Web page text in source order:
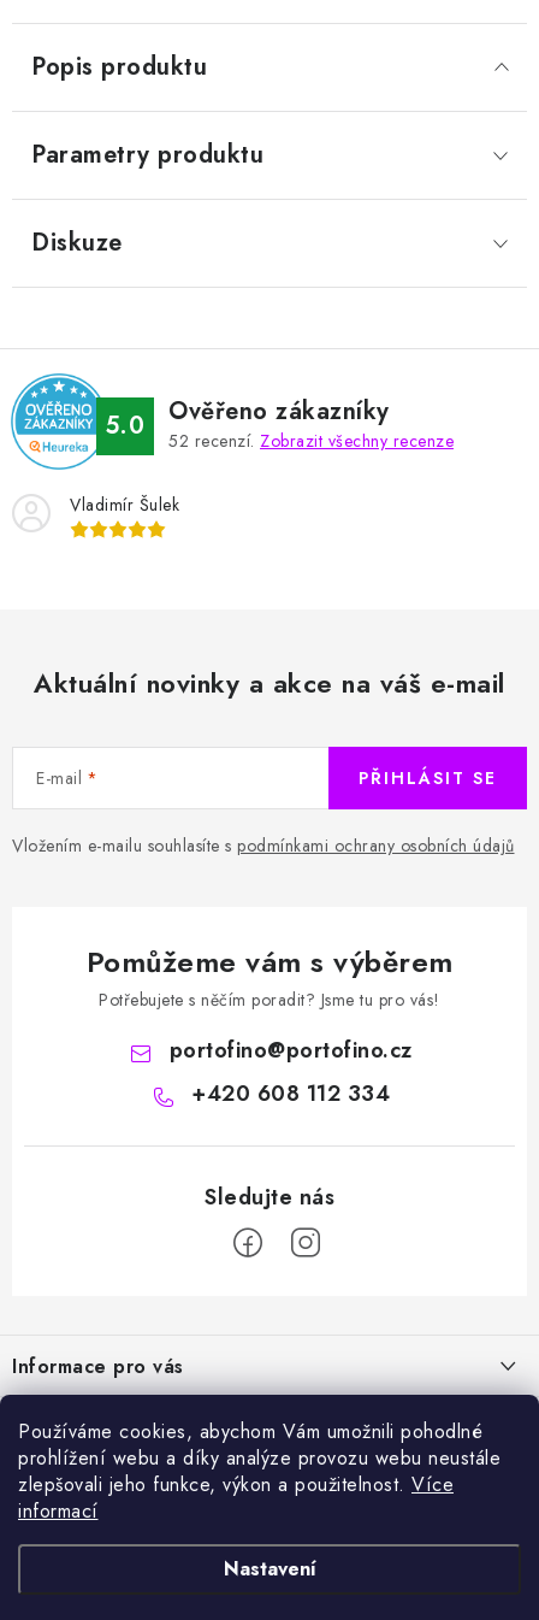
Používáme cookies, abychom Vám umožnili pohodlné
prohlížení webu a díky analýze provozu webu neustále
zlepšovali jeho funkce, výkon a použitelnost. Více
informací
Nastavení
Popis produktu
Parametry produktu
Diskuze
5.0 Ověřeno zákazníky
52 recenzí. Zobrazit všechny recenze
Vladimír Šulek
Aktuální novinky a akce na váš e-mail
E-mail
Vložením e-mailu souhlasíte s podmínkami ochrany osobních údajů
PŘIHLÁSIT SE
Pomůžeme vám s výběrem
Potřebujete s něčím poradit? Jsme tu pro vás!
portofino@portofino.cz
+420 608 112 334
p
a
Informace pro vás
Jak nakupovat
O nás
Kontakty
Obchodní podmínky
Sortiment
Chemie a péče o vozidla
Příslušenství a ND k automyčkám
Nejprodávanější
Přijímáme online platby